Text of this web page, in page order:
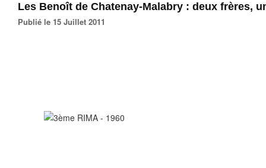
Les Benoît de Chatenay-Malabry : deux frères,
Publié le 15 Juillet 2011